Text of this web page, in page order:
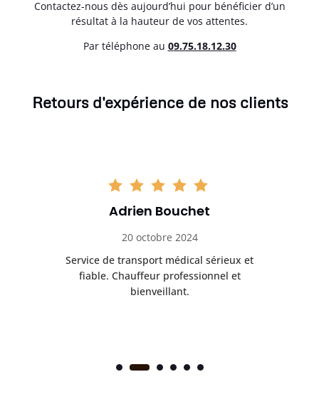
Contactez-nous dès aujourd’hui pour bénéficier d’un
résultat à la hauteur de vos attentes.
Par téléphone au 09.75.18.12.30
Retours d'expérience de nos clients
Adrien Bouchet
20 octobre 2024
Service de transport médical sérieux et
fiable. Chauffeur professionnel et
bienveillant.